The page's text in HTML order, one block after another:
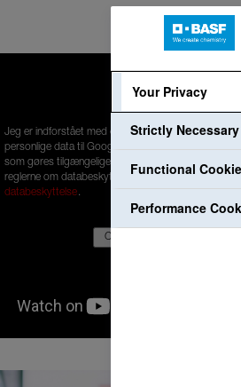
Jeg er indforstået med overførslen af mine
personlige data til Google for at få vist indhold,
som gøres tilgængelige af YouTube. Jeg har læst
reglerne om databeskyttelse: Reglerne om
databeskyttelse.
Your Privacy
Strictly
Functional
Performance